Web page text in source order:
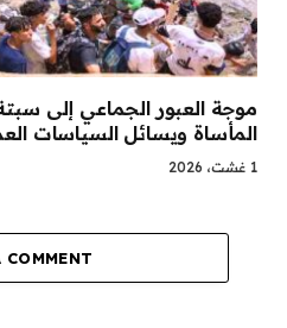
المأساة ويسائل السياسات
1 غشت، 2026
COMMENT